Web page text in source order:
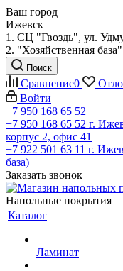
Ваш город
Ижевск
1. СЦ "Гвоздь", ул.
2. "Хозяйственная
Поиск
Сравнение0
Войти
+7 950 168 65 52
+7 950 168 65 52 г.
корпус 2, офис 41
+7 922 501 63 11 г.
база)
Заказать звонок
Напольные покрытия
Каталог
Ламинат